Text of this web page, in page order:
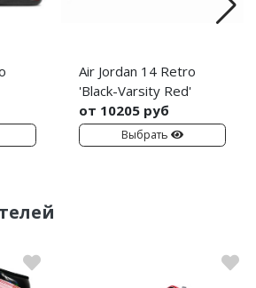
Air Jordan 14 Retro
'Black-Varsity Red'
от 10205 руб
Выбрать